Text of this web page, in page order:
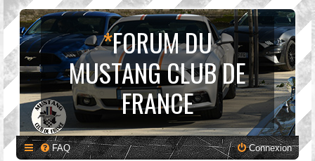
*FORUM DU
MUSTANG CLUB DE
FRANCE
FAQ Connexion